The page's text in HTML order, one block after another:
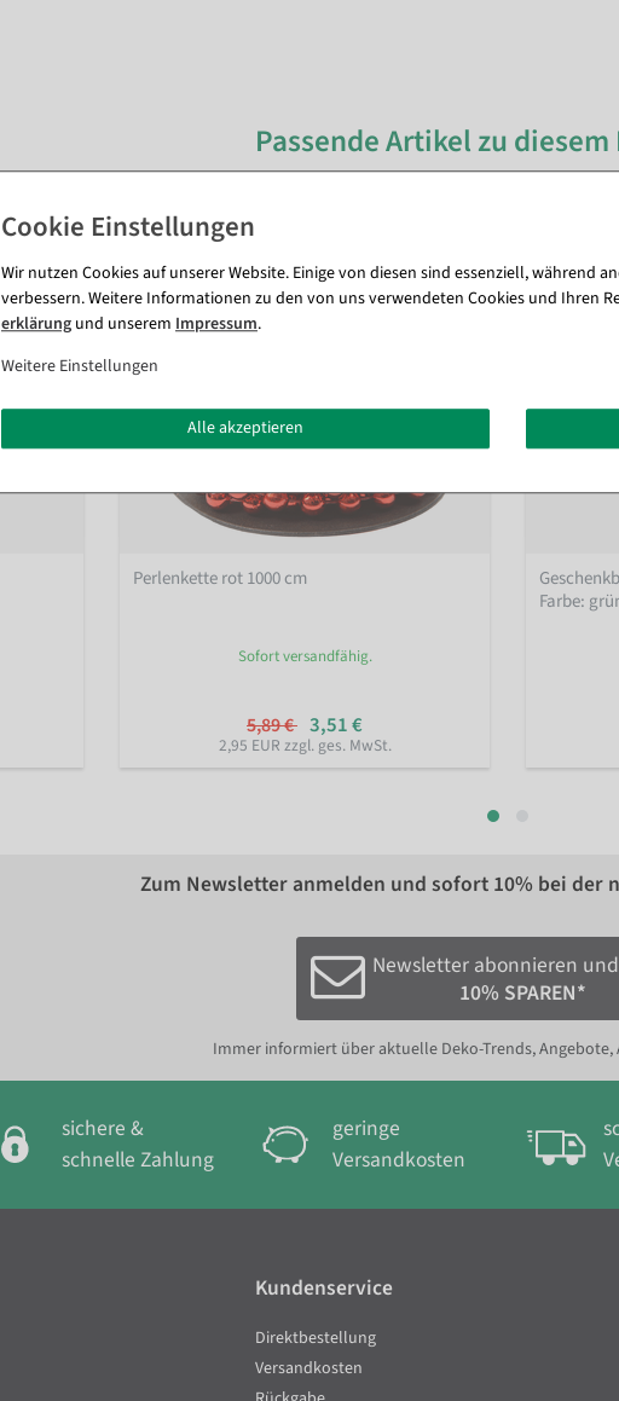
Passende Artikel zu
Perlenkette rot 1000 cm
Sofort versandfähig.
5,89 € 3,51 €
2,95 EUR zzgl. ges. MwSt.
Farbe:
Zum Newsletter anmelden und sofort 10% bei der
Newsletter abonnieren
10% SPAREN*
Immer informiert über aktuelle Deko-Trends,
sichere &
schnelle Zahlung
geringe
Versandkosten
Wir nutzen Cookies auf unserer Website. Einige von diesen sind essenziell, während
verbessern. Weitere Informationen zu den von uns verwendeten Cookies und Ihren
erklärung und unserem Impressum.
Weitere Einstellungen
Alle akzeptieren
Kundenservice
Direktbestellung
Versandkosten